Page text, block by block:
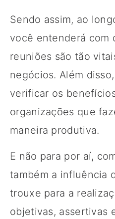
Sendo assim, ao
você entenderá com
reuniões são tão
negócios. Além
verificar os
organizações que
maneira produtiva.
E não para por aí,
também a influência
trouxe para a
objetivas, assertivas